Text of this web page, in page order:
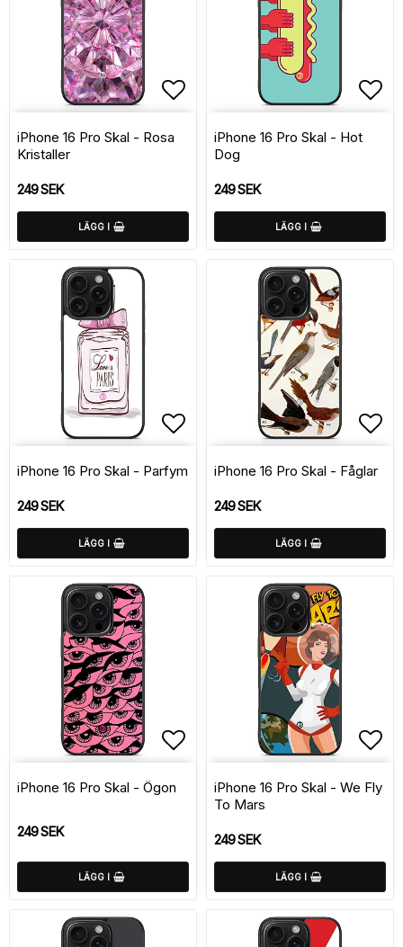
Lägg till i favoritlistan
iPhone 16 Pro Skal - Rosa
Kristaller
249 SEK
LÄGG I
iPhone 16 Pro Skal - Hot
Dog
249 SEK
LÄGG I
Lägg till i favoritlistan
iPhone 16 Pro Skal - Parfym
249 SEK
LÄGG I
iPhone 16 Pro Skal - Fåglar
249 SEK
LÄGG I
Lägg till i favoritlistan
iPhone 16 Pro Skal - Ögon
249 SEK
LÄGG I
iPhone 16 Pro Skal - We Fly
To Mars
249 SEK
LÄGG I